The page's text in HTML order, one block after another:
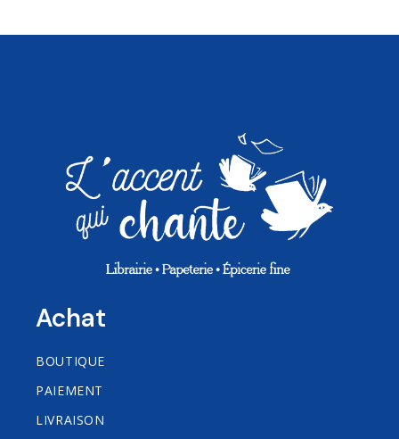
Achat
BOUTIQUE
PAIEMENT
LIVRAISON